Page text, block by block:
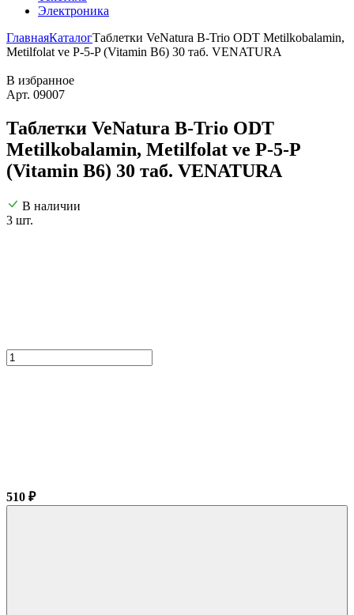
Электроника
ГлавнаяКаталогТаблетки VeNatura B-Trio ODT Metilkobalamin,
Metilfolat ve P-5-P (Vitamin B6) 30 таб. VENATURA
В избранное
Арт. 09007
Таблетки VeNatura B-Trio ODT
Metilkobalamin, Metilfolat ve P-5-P
(Vitamin B6) 30 таб. VENATURA
В наличии
3 шт.
510 ₽